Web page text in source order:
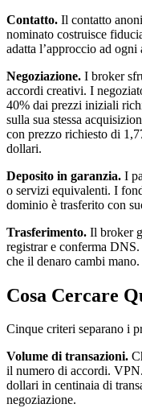
Contatto. Il contatto
nominato costruisce
adatta l’approccio ad ogni
Negoziazione. I broker
accordi creativi. I
40% dai prezzi iniziali
sulla sua stessa
con prezzo richiesto di
dollari.
Deposito in garanzia. I
o servizi equivalenti. I
dominio è trasferito con
Trasferimento. Il broker
registrar e conferma
che il denaro cambi mano.
Cosa Cercare
Cinque criteri separano i
Volume di transazioni.
il numero di accordi.
dollari in centinaia di
negoziazione.